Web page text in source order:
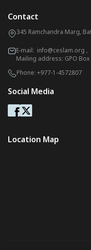
Contact
345 Ramchandra Marg,
E-mail: info@ceslam.org ,
Mailing address: GPO
Phone: +977-1-4572807
Social Media
Location Map